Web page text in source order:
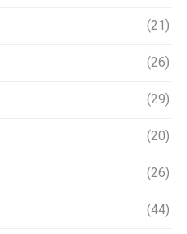
(21)
(26)
(29)
(20)
(26)
(44)